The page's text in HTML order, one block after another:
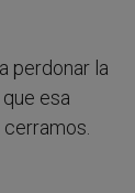
perdonar la
esa